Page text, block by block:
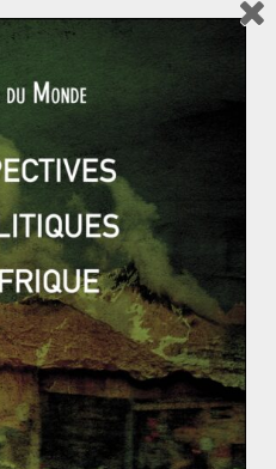
des applications
réseaux sociaux nationaux
institutionnalisé du
des révélations faites par
Elles concernaient
de surveillance, comme
de la NSA (Agence
permettait à celle-
«données hébergées par les
technologies» à l’insu de
Telegram s’inscrit dans la
chinoise, l’indignation des